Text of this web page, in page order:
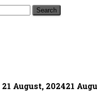
21 August, 202421